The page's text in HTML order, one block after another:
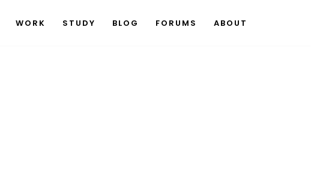
WORK STUDY BLOG FORUMS ABOUT